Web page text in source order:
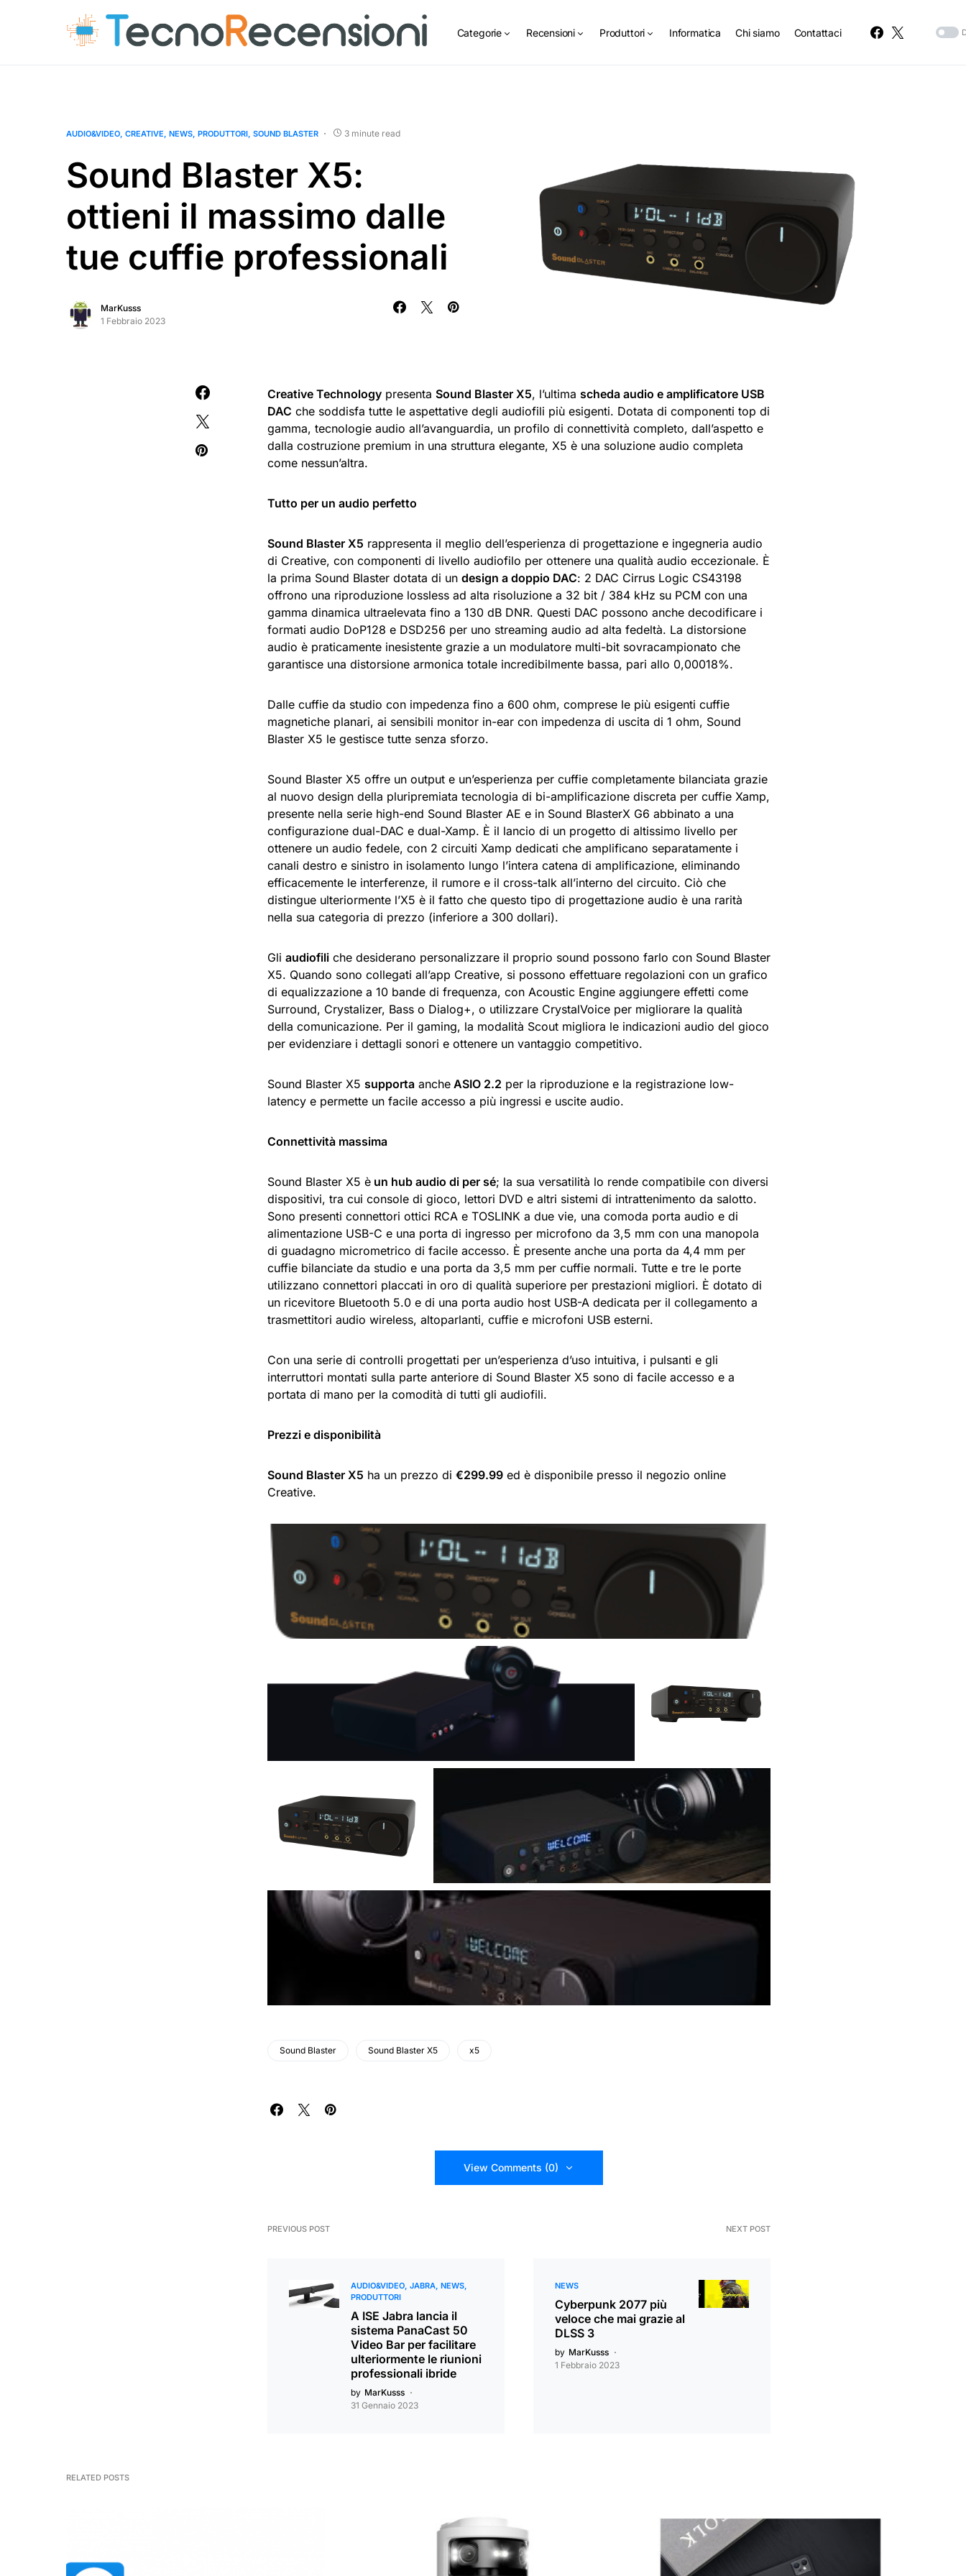
Categorie Recensioni Produttori Informatica Chi siamo Contattaci
AUDIO&VIDEO CREATIVE NEWS PRODUTTORI SOUND BLASTER 3 minute read
Sound Blaster X5:
ottieni il massimo dalle
tue cuffie professionali
MarKusss
1 Febbraio 2023
Creative Technology presenta Sound Blaster X5, l’ultima scheda audio e amplificatore USB
DAC che soddisfa tutte le aspettative degli audiofili più esigenti. Dotata di componenti top di
gamma, tecnologie audio all’avanguardia, un profilo di connettività completo, dall’aspetto e
dalla costruzione premium in una struttura elegante, X5 è una soluzione audio completa
come nessun’altra.
Tutto per un audio perfetto
Sound Blaster X5 rappresenta il meglio dell’esperienza di progettazione e ingegneria audio
di Creative, con componenti di livello audiofilo per ottenere una qualità audio eccezionale. È
la prima Sound Blaster dotata di un design a doppio DAC: 2 DAC Cirrus Logic CS43198
offrono una riproduzione lossless ad alta risoluzione a 32 bit / 384 kHz su PCM con una
gamma dinamica ultraelevata fino a 130 dB DNR. Questi DAC possono anche decodificare i
formati audio DoP128 e DSD256 per uno streaming audio ad alta fedeltà. La distorsione
audio è praticamente inesistente grazie a un modulatore multi-bit sovracampionato che
garantisce una distorsione armonica totale incredibilmente bassa, pari allo 0,00018%.
Dalle cuffie da studio con impedenza fino a 600 ohm, comprese le più esigenti cuffie
magnetiche planari, ai sensibili monitor in-ear con impedenza di uscita di 1 ohm, Sound
Blaster X5 le gestisce tutte senza sforzo.
Sound Blaster X5 offre un output e un’esperienza per cuffie completamente bilanciata grazie
al nuovo design della pluripremiata tecnologia di bi-amplificazione discreta per cuffie Xamp,
presente nella serie high-end Sound Blaster AE e in Sound BlasterX G6 abbinato a una
configurazione dual-DAC e dual-Xamp. È il lancio di un progetto di altissimo livello per
ottenere un audio fedele, con 2 circuiti Xamp dedicati che amplificano separatamente i
canali destro e sinistro in isolamento lungo l’intera catena di amplificazione, eliminando
efficacemente le interferenze, il rumore e il cross-talk all’interno del circuito. Ciò che
distingue ulteriormente l’X5 è il fatto che questo tipo di progettazione audio è una rarità
nella sua categoria di prezzo (inferiore a 300 dollari).
Gli audiofili che desiderano personalizzare il proprio sound possono farlo con Sound Blaster
X5. Quando sono collegati all’app Creative, si possono effettuare regolazioni con un grafico
di equalizzazione a 10 bande di frequenza, con Acoustic Engine aggiungere effetti come
Surround, Crystalizer, Bass o Dialog+, o utilizzare CrystalVoice per migliorare la qualità
della comunicazione. Per il gaming, la modalità Scout migliora le indicazioni audio del gioco
per evidenziare i dettagli sonori e ottenere un vantaggio competitivo.
Sound Blaster X5 supporta anche ASIO 2.2 per la riproduzione e la registrazione low-
latency e permette un facile accesso a più ingressi e uscite audio.
Connettività massima
Sound Blaster X5 è un hub audio di per sé; la sua versatilità lo rende compatibile con diversi
dispositivi, tra cui console di gioco, lettori DVD e altri sistemi di intrattenimento da salotto.
Sono presenti connettori ottici RCA e TOSLINK a due vie, una comoda porta audio e di
alimentazione USB-C e una porta di ingresso per microfono da 3,5 mm con una manopola
di guadagno micrometrico di facile accesso. È presente anche una porta da 4,4 mm per
cuffie bilanciate da studio e una porta da 3,5 mm per cuffie normali. Tutte e tre le porte
utilizzano connettori placcati in oro di qualità superiore per prestazioni migliori. È dotato di
un ricevitore Bluetooth 5.0 e di una porta audio host USB-A dedicata per il collegamento a
trasmettitori audio wireless, altoparlanti, cuffie e microfoni USB esterni.
Con una serie di controlli progettati per un’esperienza d’uso intuitiva, i pulsanti e gli
interruttori montati sulla parte anteriore di Sound Blaster X5 sono di facile accesso e a
portata di mano per la comodità di tutti gli audiofili.
Prezzi e disponibilità
Sound Blaster X5 ha un prezzo di €299.99 ed è disponibile presso il negozio online
Creative.
Sound Blaster Sound Blaster X5 x5
View Comments (0)
PREVIOUS POST
AUDIO&VIDEO JABRA NEWS
PRODUTTORI
A ISE Jabra lancia il
sistema PanaCast 50
Video Bar per facilitare
ulteriormente le riunioni
professionali ibride
by MarKusss
31 Gennaio 2023
NEXT POST
NEWS
Cyberpunk 2077 più
veloce che mai grazie al
DLSS 3
by MarKusss
1 Febbraio 2023
RELATED POSTS